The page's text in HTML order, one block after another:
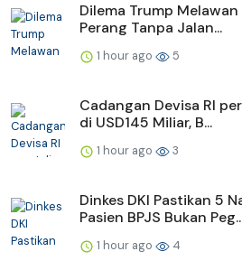
Dilema Trump
Perang Tanpa Jalan...
1 hour ago 5
Cadangan Devisa RI
di USD145 Miliar, B...
1 hour ago 3
Dinkes DKI Pastikan 5
Pasien BPJS Bukan
1 hour ago 4